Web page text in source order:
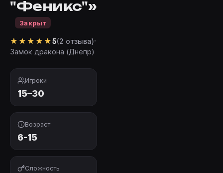
"Феникс"»
Закрыт
★ ★ ★ ★ ★5(2 отзыва)·
Замок дракона (Днепр)
Игроки
15–30
Возраст
6-15
Сложность